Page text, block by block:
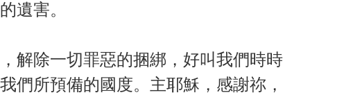
遺害。
解除一切罪惡的捆綁，好叫我們時時
們所預備的國度。主耶穌，感謝祢，